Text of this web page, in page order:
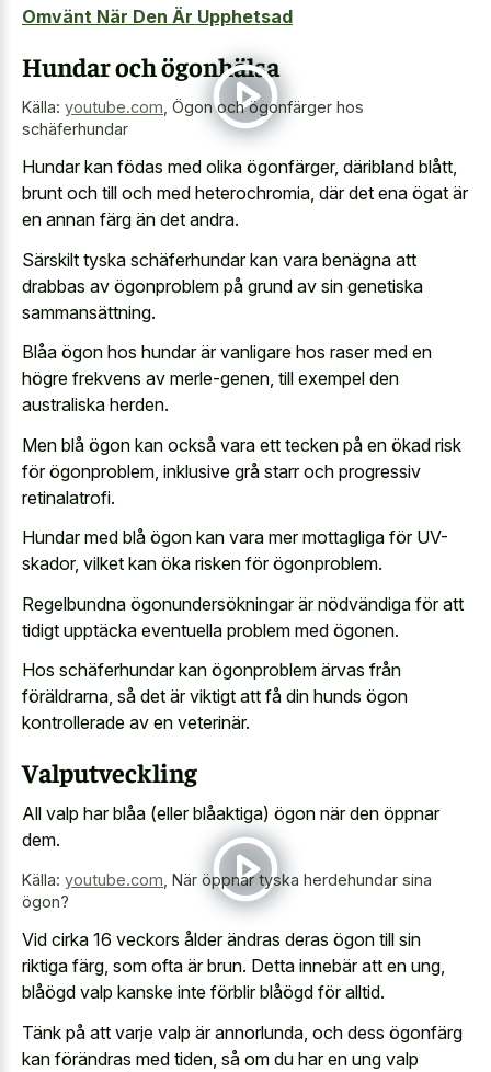
Omvänt När Den Är Upphetsad
Hundar och ögonhälsa
Källa: youtube.com Ögon och ögonfärger hos
schäferhundar
Hundar kan födas med olika ögonfärger, däribland blått,
brunt och till och med heterochromia, där det ena ögat är
en annan färg än det andra.
Särskilt tyska schäferhundar kan vara benägna att
drabbas av ögonproblem på grund av sin genetiska
sammansättning.
Blåa ögon hos hundar är vanligare hos raser med en
högre frekvens av merle-genen, till exempel den
australiska herden.
Men blå ögon kan också vara ett tecken på en ökad risk
för ögonproblem, inklusive grå starr och progressiv
retinalatrofi.
Hundar med blå ögon kan vara mer mottagliga för UV-
skador, vilket kan öka risken för ögonproblem.
Regelbundna ögonundersökningar är nödvändiga för att
tidigt upptäcka eventuella problem med ögonen.
Hos schäferhundar kan ögonproblem ärvas från
föräldrarna, så det är viktigt att få din hunds ögon
kontrollerade av en veterinär.
Valputveckling
All valp har blåa (eller blåaktiga) ögon när den öppnar
dem.
Källa: youtube.com När öppnar tyska herdehundar sina
ögon?
Vid cirka 16 veckors ålder ändras deras ögon till sin
riktiga färg, som ofta är brun. Detta innebär att en ung,
blåögd valp kanske inte förblir blåögd för alltid.
Tänk på att varje valp är annorlunda, och dess ögonfärg
kan förändras med tiden, så om du har en ung valp